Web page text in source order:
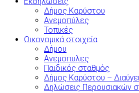
Δήμος Καρύστου
Ανεμοπύλες
Τοπικές
Οικονομικά στοιχεία
Δήμου
Ανεμοπυλες
Παιδικός σταθμός
Δήμος Καρύστου –
Δηλώσεις Περουσιακών